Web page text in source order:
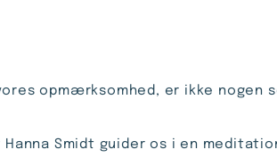
opmærksomhed, er ikke nogen
Smidt guider os i en